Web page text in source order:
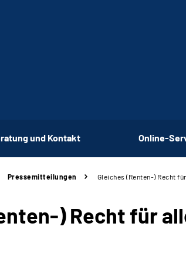
und Kontakt Online-
Pressemitteilungen Gleiches (Renten-) Recht
) Recht für